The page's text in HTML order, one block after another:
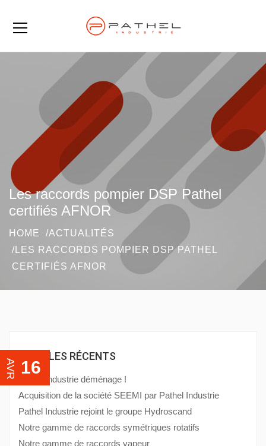
Les raccords pompier DSP Pathel
certifiés AFNOR
HOME
ACTUALITÉS
LES RACCORDS POMPIER DSP PATHEL
CERTIFIÉS AFNOR
ARTICLES RÉCENTS
Pathel Industrie déménage !
Acquisition de la société SEEMI par Pathel Industrie
Pathel Industrie rejoint le groupe Hydroscand
Notre gamme de raccords symétriques rotatifs
Notre gamme de raccords vapeur
16
AVR